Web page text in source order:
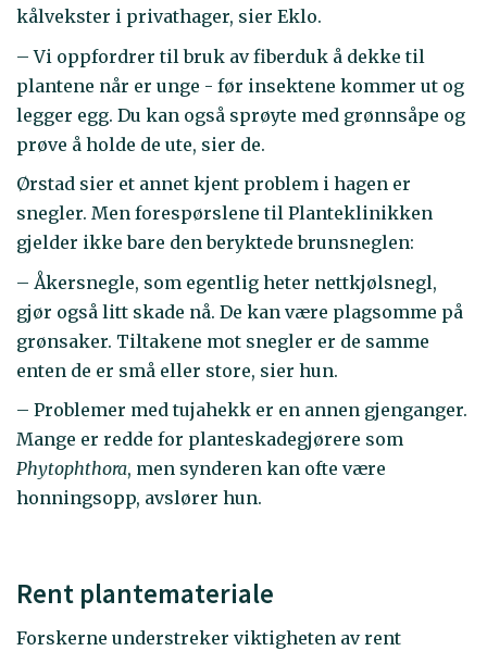
kålvekster i privathager, sier Eklo.
– Vi oppfordrer til bruk av fiberduk å dekke til
plantene når er unge - før insektene kommer ut og
legger egg. Du kan også sprøyte med grønnsåpe og
prøve å holde de ute, sier de.
Ørstad sier et annet kjent problem i hagen er
snegler. Men forespørslene til Planteklinikken
gjelder ikke bare den beryktede brunsneglen:
– Åkersnegle, som egentlig heter nettkjølsnegl,
gjør også litt skade nå. De kan være plagsomme på
grønsaker. Tiltakene mot snegler er de samme
enten de er små eller store, sier hun.
– Problemer med tujahekk er en annen gjenganger.
Mange er redde for planteskadegjørere som
Phytophthora, men synderen kan ofte være
honningsopp, avslører hun.
Rent plantemateriale
Forskerne understreker viktigheten av rent